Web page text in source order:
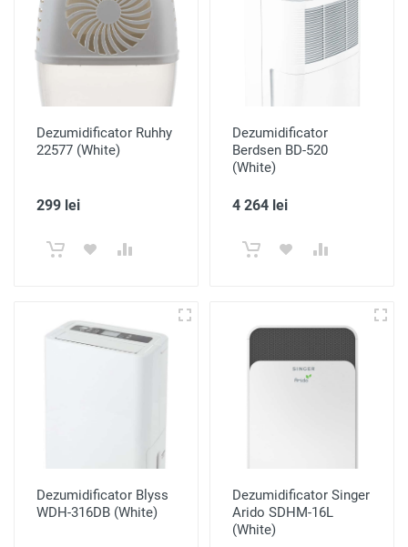
Dezumidificator Ruhhy
22577 (White)
299 lei
Dezumidificator
Berdsen BD-520
(White)
4 264 lei
Dezumidificator Blyss
WDH-316DB (White)
Dezumidificator Singer
Arido SDHM-16L
(White)